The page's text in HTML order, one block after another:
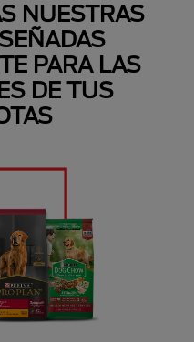
NUESTRAS
PARA LAS
DE TUS